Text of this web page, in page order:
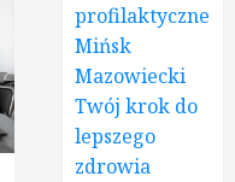
profilaktyczne
Mińsk
Mazowiecki
Twój krok do
lepszego
zdrowia